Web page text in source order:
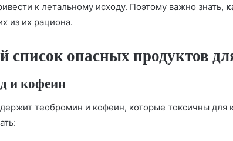
к летальному исходу. Поэтому важно знать,
из их рациона.
список опасных продуктов
и кофеин
теобромин и кофеин, которые токсичны